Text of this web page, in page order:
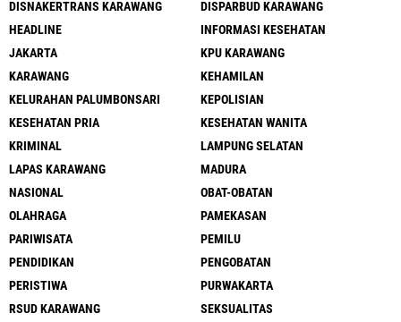
DISNAKERTRANS KARAWANG
DISPARBUD KARAWANG
HEADLINE
INFORMASI KESEHATAN
JAKARTA
KPU KARAWANG
KARAWANG
KEHAMILAN
KELURAHAN PALUMBONSARI
KEPOLISIAN
KESEHATAN PRIA
KESEHATAN WANITA
KRIMINAL
LAMPUNG SELATAN
LAPAS KARAWANG
MADURA
NASIONAL
OBAT-OBATAN
OLAHRAGA
PAMEKASAN
PARIWISATA
PEMILU
PENDIDIKAN
PENGOBATAN
PERISTIWA
PURWAKARTA
RSUD KARAWANG
SEKSUALITAS